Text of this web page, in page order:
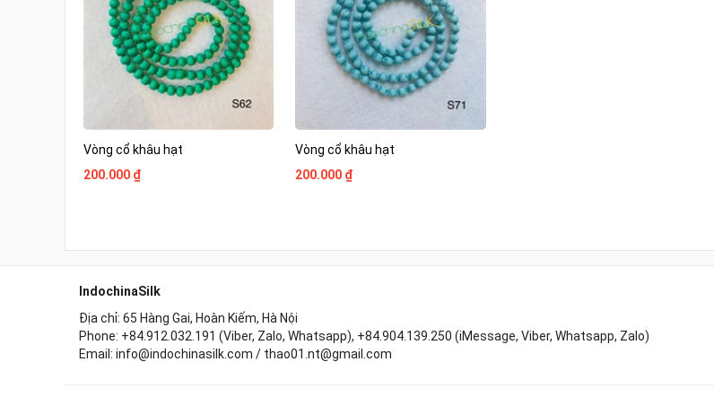
Vòng cổ khâu hạt
200.000 ₫
Vòng cổ khâu hạt
200.000 ₫
IndochinaSilk
Địa chỉ: 65 Hàng Gai, Hoàn Kiếm, Hà Nội
Phone: +84.912.032.191 (Viber, Zalo, Whatsapp), +84.904.139.250 (iMessage, Viber, Whatsapp, Zalo)
Email: info@indochinasilk.com / thao01.nt@gmail.com